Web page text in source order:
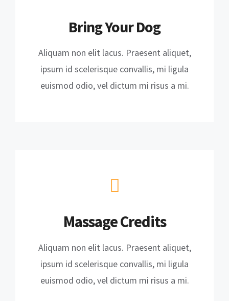
Bring Your Dog
Aliquam non elit lacus. Praesent aliquet,
ipsum id scelerisque convallis, mi ligula
euismod odio, vel dictum mi risus a mi.
Massage Credits
Aliquam non elit lacus. Praesent aliquet,
ipsum id scelerisque convallis, mi ligula
euismod odio, vel dictum mi risus a mi.